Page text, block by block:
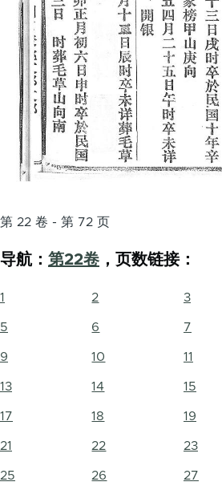
第 22 卷 - 第 72 页
导航： 第22卷 ，页数链接：
1 2 3
5 6 7
9 10 11
13 14 15
17 18 19
21 22 23
25 26 27